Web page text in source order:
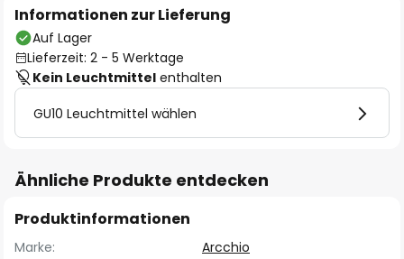
Informationen zur Lieferung
Auf Lager
Lieferzeit: 2 - 5 Werktage
Kein Leuchtmittel enthalten
GU10 Leuchtmittel wählen
Ähnliche Produkte entdecken
Produktinformationen
Marke:
Arcchio